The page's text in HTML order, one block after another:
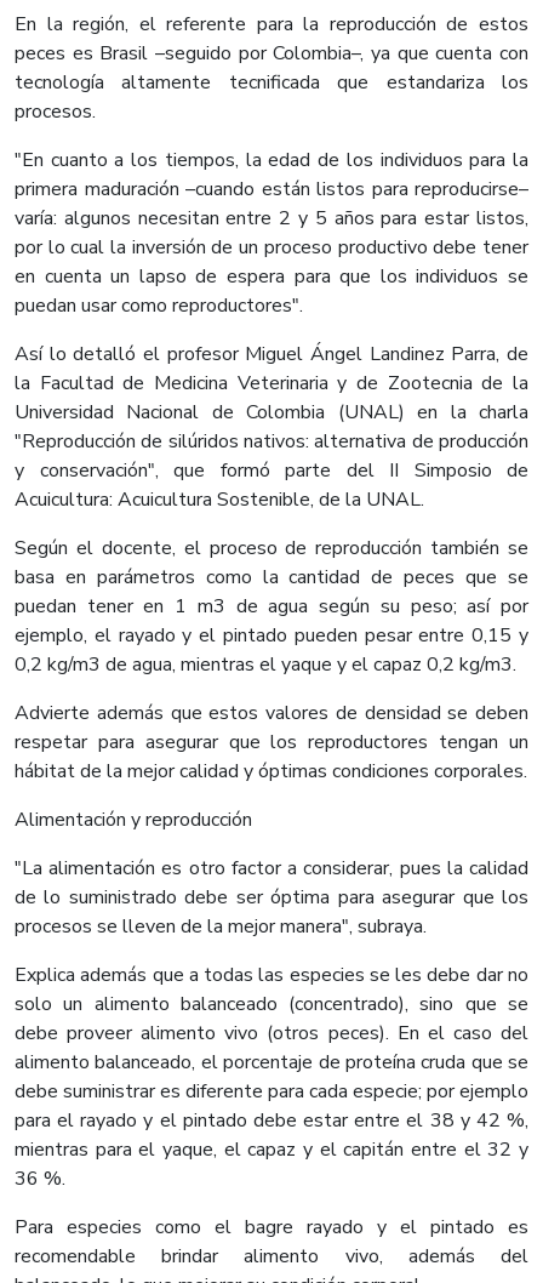
En la región, el referente para la reproducción de estos
peces es Brasil –seguido por Colombia–, ya que cuenta con
tecnología altamente tecnificada que estandariza los
procesos.
"En cuanto a los tiempos, la edad de los individuos para la
primera maduración –cuando están listos para reproducirse–
varía: algunos necesitan entre 2 y 5 años para estar listos,
por lo cual la inversión de un proceso productivo debe tener
en cuenta un lapso de espera para que los individuos se
puedan usar como reproductores".
Así lo detalló el profesor Miguel Ángel Landinez Parra, de
la Facultad de Medicina Veterinaria y de Zootecnia de la
Universidad Nacional de Colombia (UNAL) en la charla
"Reproducción de silúridos nativos: alternativa de producción
y conservación", que formó parte del II Simposio de
Acuicultura: Acuicultura Sostenible, de la UNAL.
Según el docente, el proceso de reproducción también se
basa en parámetros como la cantidad de peces que se
puedan tener en 1 m3 de agua según su peso; así por
ejemplo, el rayado y el pintado pueden pesar entre 0,15 y
0,2 kg/m3 de agua, mientras el yaque y el capaz 0,2 kg/m3.
Advierte además que estos valores de densidad se deben
respetar para asegurar que los reproductores tengan un
hábitat de la mejor calidad y óptimas condiciones corporales.
Alimentación y reproducción
"La alimentación es otro factor a considerar, pues la calidad
de lo suministrado debe ser óptima para asegurar que los
procesos se lleven de la mejor manera", subraya.
Explica además que a todas las especies se les debe dar no
solo un alimento balanceado (concentrado), sino que se
debe proveer alimento vivo (otros peces). En el caso del
alimento balanceado, el porcentaje de proteína cruda que se
debe suministrar es diferente para cada especie; por ejemplo
para el rayado y el pintado debe estar entre el 38 y 42 %,
mientras para el yaque, el capaz y el capitán entre el 32 y
36 %.
Para especies como el bagre rayado y el pintado es
recomendable brindar alimento vivo, además del